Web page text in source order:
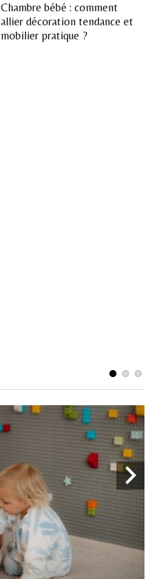
Chambre bébé : comment
allier décoration tendance et
mobilier pratique ?